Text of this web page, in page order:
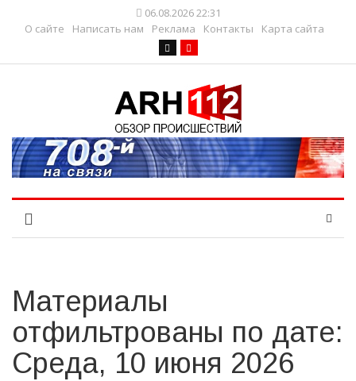
06.08.2026 22:31
О сайте
Написать нам Реклама Контакты Карта сайта
Материалы
отфильтрованы по дате:
Среда, 10 июня 2026